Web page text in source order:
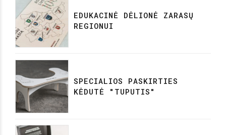
EDUKACINĖ DĖLIONĖ ZARASŲ
REGIONUI
SPECIALIOS PASKIRTIES
KĖDUTĖ "TUPUTIS"